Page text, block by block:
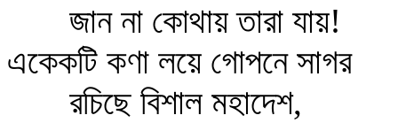
জান না কোথায় তারা যায়!
একেকটি কণা লয়ে গোপনে সাগর
রচিছে বিশাল মহাদেশ,